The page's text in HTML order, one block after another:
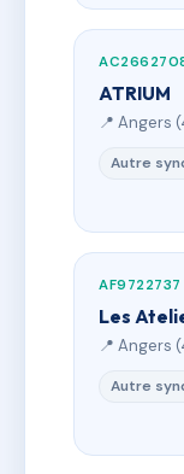
ATRIUM
📍 Angers
Autre
AF9722737
Les
📍 Angers
Autre